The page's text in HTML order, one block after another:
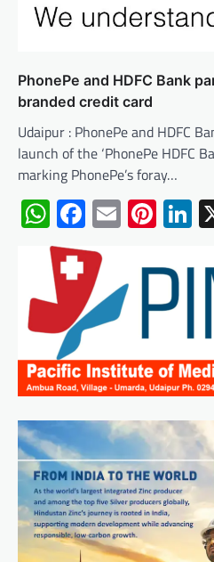
PhonePe and HDFC Bank
branded credit card
Udaipur : PhonePe and HDFC
launch of the ‘PhonePe HDFC
marking PhonePe’s foray…
WhatsApp
Facebook
Email